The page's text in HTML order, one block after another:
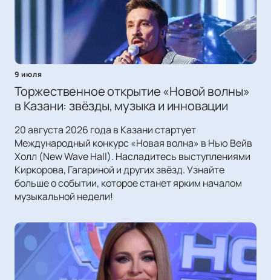
9 июля
Торжественное открытие «Новой волны»
в Казани: звёзды, музыка и инновации
20 августа 2026 года в Казани стартует
Международный конкурс «Новая волна» в Нью Вейв
Холл (New Wave Hall). Насладитесь выступлениями
Киркорова, Гагариной и других звёзд. Узнайте
больше о событии, которое станет ярким началом
музыкальной недели!